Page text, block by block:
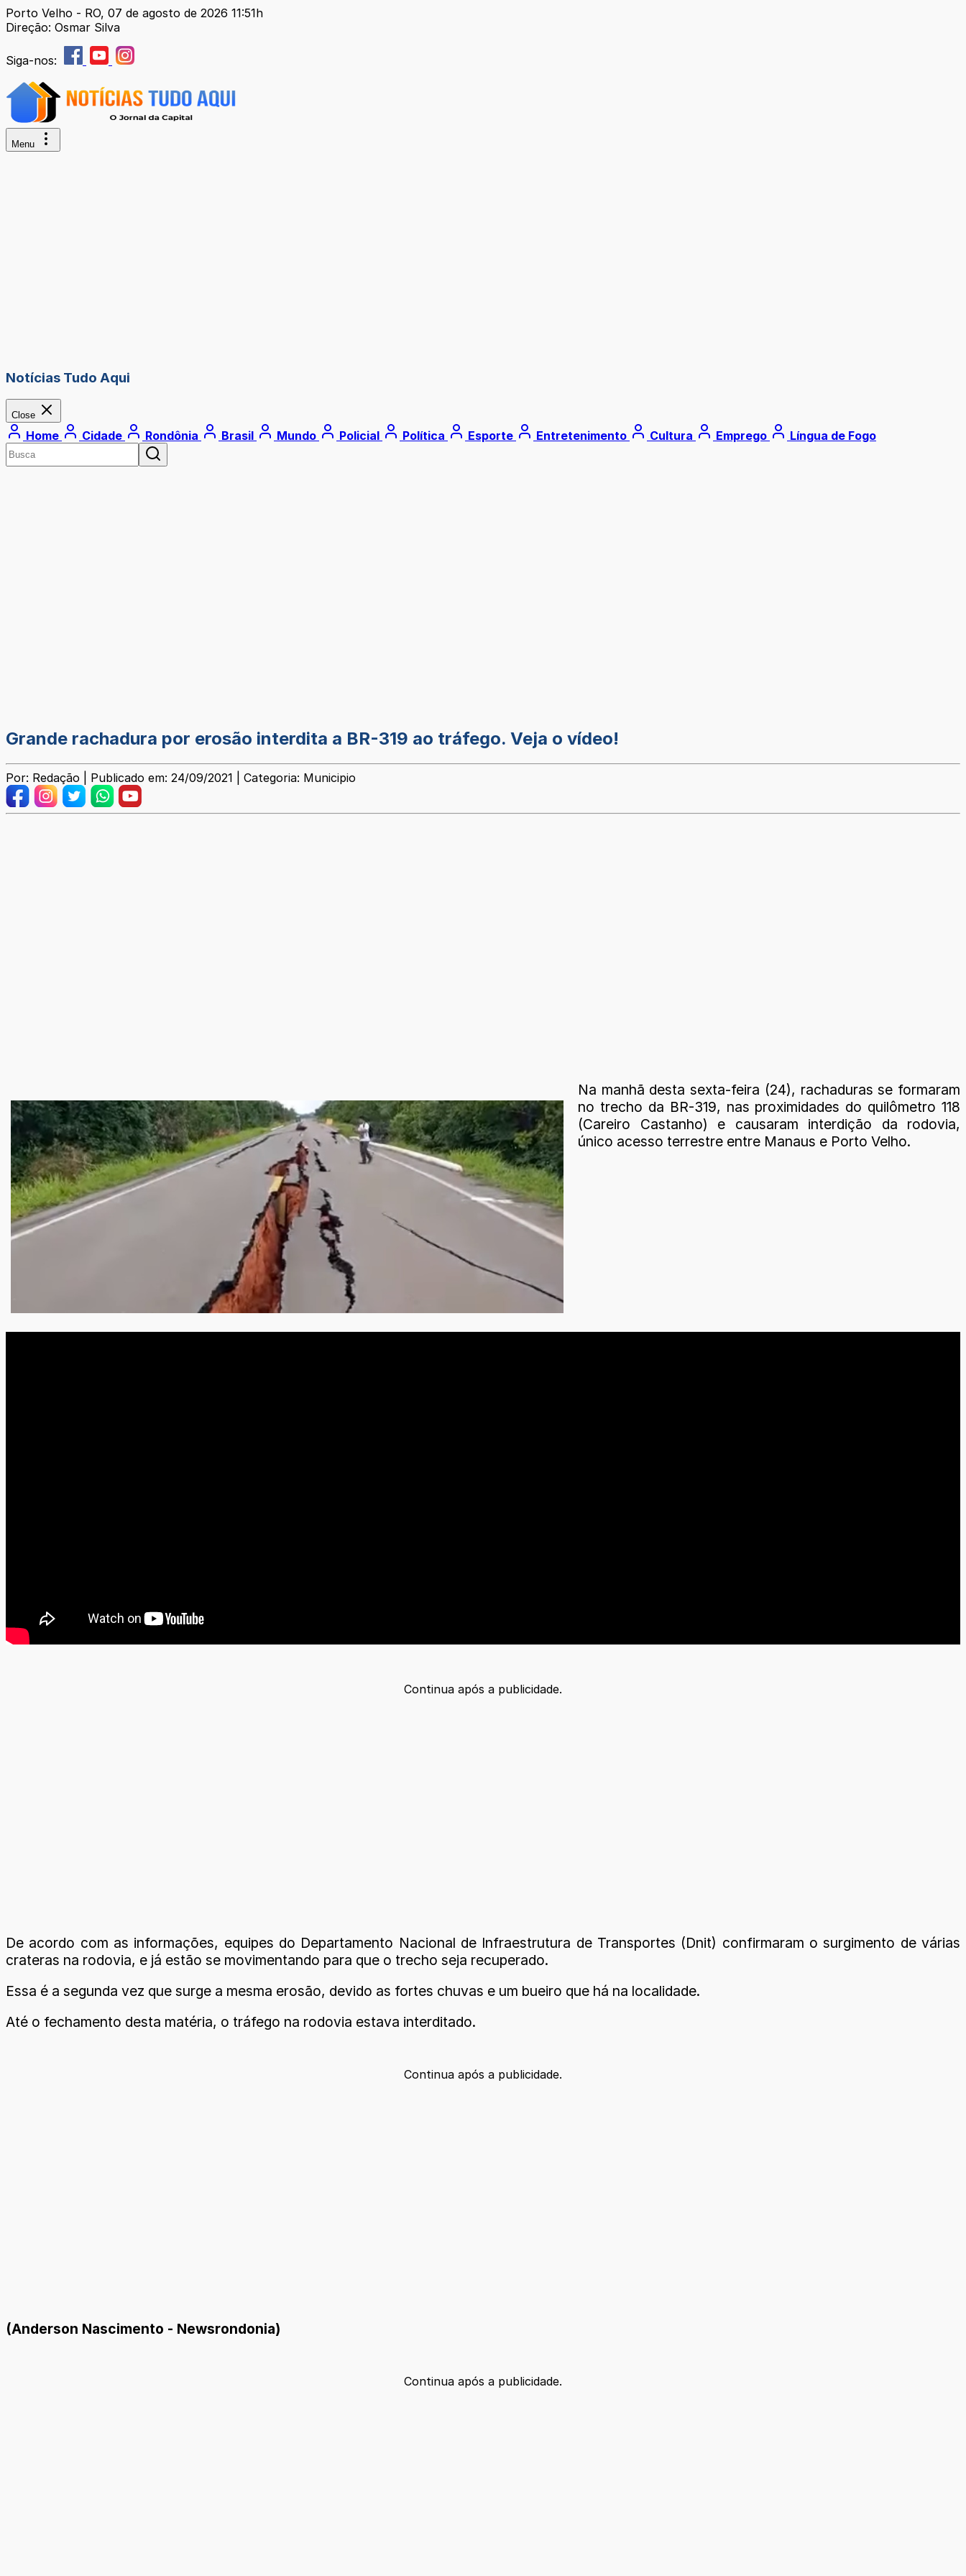
Porto Velho - RO, 07 de agosto de 2026 11:51h
Direção: Osmar Silva
Siga-nos:
Menu
Notícias Tudo Aqui
Close
Home Cidade Rondônia Brasil Mundo Policial Política Esporte Entretenimento Cultura Emprego Língua de Fogo
Grande rachadura por erosão interdita a BR-319 ao tráfego. Veja o vídeo!
Por: Redação | Publicado em: 24/09/2021 | Categoria: Municipio
Na manhã desta sexta-feira (24), rachaduras se formaram
no trecho da BR-319, nas proximidades do quilômetro 118
(Careiro Castanho) e causaram interdição da rodovia,
único acesso terrestre entre Manaus e Porto Velho.
Continua após a publicidade.
De acordo com as informações, equipes do Departamento Nacional de Infraestrutura de Transportes (Dnit) confirmaram o surgimento de várias
crateras na rodovia, e já estão se movimentando para que o trecho seja recuperado.
Essa é a segunda vez que surge a mesma erosão, devido as fortes chuvas e um bueiro que há na localidade.
Até o fechamento desta matéria, o tráfego na rodovia estava interditado.
Continua após a publicidade.
(Anderson Nascimento - Newsrondonia)
Continua após a publicidade.